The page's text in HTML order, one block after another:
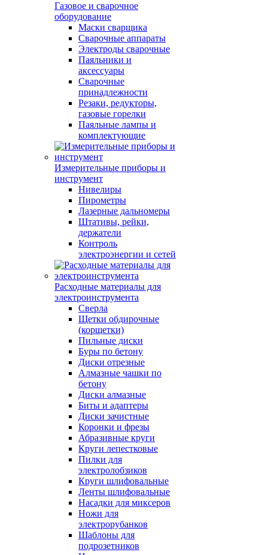
Газовое и сварочное
оборудование
Маски сварщика
Сварочные аппараты
Электроды сварочные
Паяльники и
аксессуары
Сварочные
принадлежности
Резаки, редукторы,
газовые горелки
Паяльные лампы и
комплектующие
Измерительные приборы и
инструмент
Нивелиры
Пирометры
Лазерные дальномеры
Штативы, рейки,
держатели
Контроль
электроэнергии и сетей
Расходные материалы для
электроинструмента
Сверла
Щетки обдирочные
(корщетки)
Пильные диски
Буры по бетону
Диски отрезные
Алмазные чашки по
бетону
Диски алмазные
Биты и адаптеры
Диски зачистные
Коронки и фрезы
Абразивные круги
Круги лепестковые
Пилки для
электролобзиков
Круги шлифовальные
Ленты шлифовальные
Насадки для миксеров
Ножи для
электрорубанков
Шаблоны для
подрозетников